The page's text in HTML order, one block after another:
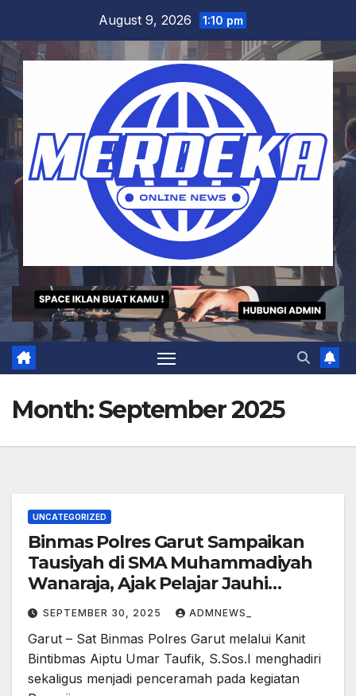
content
August 9, 2026 1:10 pm
Month:September 2025
UNCATEGORIZED
Binmas Polres Garut Sampaikan
Tausiyah di SMA Muhammadiyah
Wanaraja, Ajak Pelajar Jauhi
Bullying dan Narkoba
SEPTEMBER 30, 2025 ADMNEWS_
Garut – Sat Binmas Polres Garut melalui Kanit
Bintibmas Aiptu Umar Taufik, S.Sos.I menghadiri
sekaligus menjadi penceramah pada kegiatan